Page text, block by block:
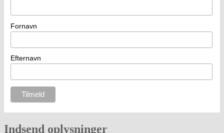
Fornavn
Efternavn
Indsend oplysninger